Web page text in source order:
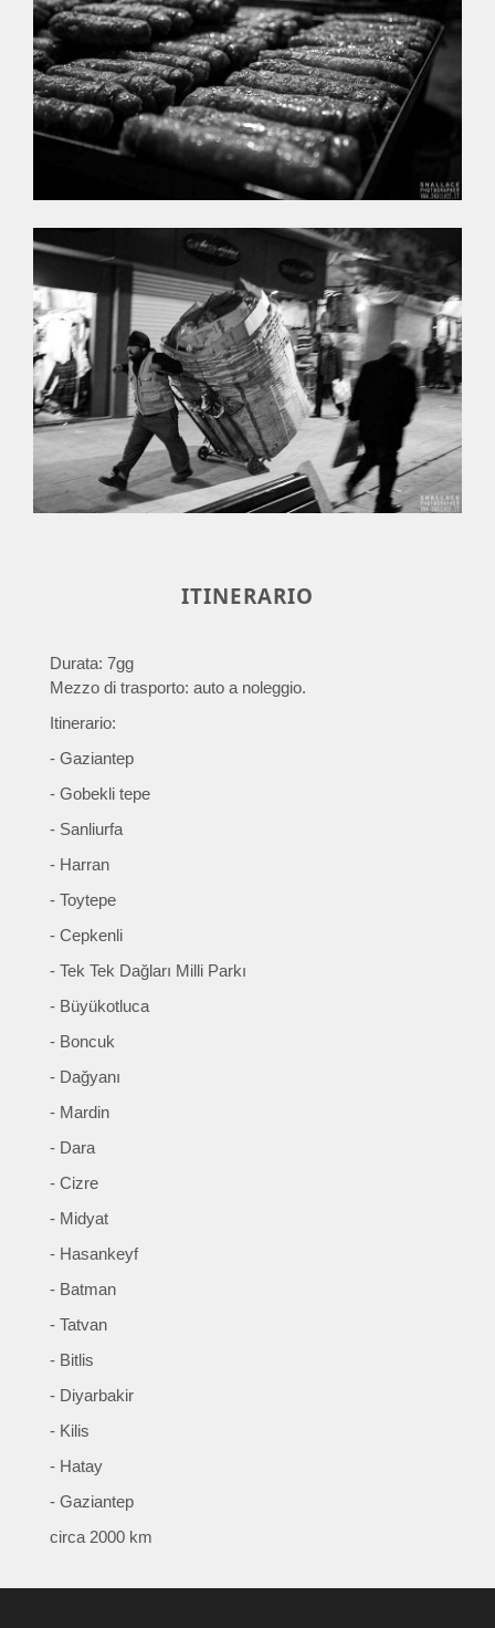
ITINERARIO
Durata: 7gg
Mezzo di trasporto: auto a noleggio.
Itinerario:
- Gaziantep
- Gobekli tepe
- Sanliurfa
- Harran
- Toytepe
- Cepkenli
- Tek Tek Dağları Milli Parkı
- Büyükotluca
- Boncuk
- Dağyanı
- Mardin
- Dara
- Cizre
- Midyat
- Hasankeyf
- Batman
- Tatvan
- Bitlis
- Diyarbakir
- Kilis
- Hatay
- Gaziantep
circa 2000 km